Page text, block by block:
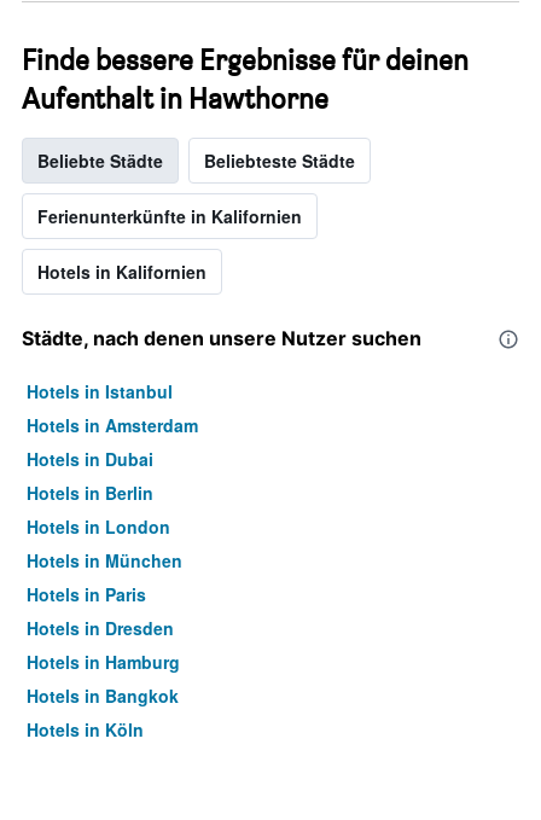
Finde bessere Ergebnisse für deinen
Aufenthalt in Hawthorne
Beliebte Städte Beliebteste Städte
Ferienunterkünfte in Kalifornien
Hotels in Kalifornien
Städte, nach denen unsere Nutzer suchen
Hotels in Istanbul
Hotels in Amsterdam
Hotels in Dubai
Hotels in Berlin
Hotels in London
Hotels in München
Hotels in Paris
Hotels in Dresden
Hotels in Hamburg
Hotels in Bangkok
Hotels in Köln